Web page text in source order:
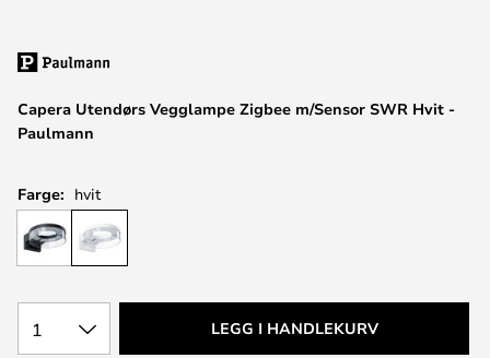
Capera Utendørs Vegglampe Zigbee m/Sensor SWR Hvit -
Paulmann
Farge: hvit
1 LEGG I HANDLEKURV